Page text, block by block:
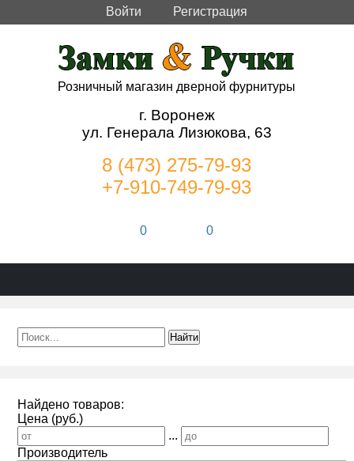
Войти Регистрация
Розничный магазин дверной фурнитуры
г. Воронеж
ул. Генерала Лизюкова, 63
8 (473) 275-79-93
+7-910-749-79-93
0 0
Найдено товаров:
Цена (руб.)
...
Производитель